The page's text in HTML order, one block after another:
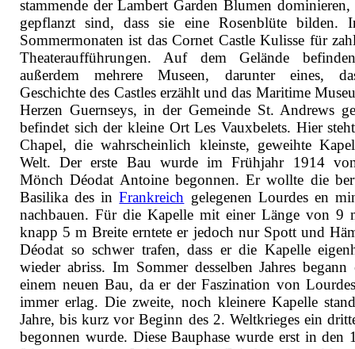
stammende der Lambert Garden Blumen dominieren,
gepflanzt sind, dass sie eine Rosenblüte bilden.
Sommermonaten ist das Cornet Castle Kulisse für
Theateraufführungen. Auf dem Gelände
außerdem mehrere Museen, darunter eines,
Geschichte des Castles erzählt und das Maritime
Herzen Guernseys, in der Gemeinde St. Andrews
befindet sich der kleine Ort Les Vauxbelets. Hier
Chapel, die wahrscheinlich kleinste, geweihte
Welt. Der erste Bau wurde im Frühjahr 1914
Mönch Déodat Antoine begonnen. Er wollte die
Basilika des inFrankreich gelegenen Lourdes en
nachbauen. Für die Kapelle mit einer Länge von 9
knapp 5 m Breite erntete er jedoch nur Spott und
Déodat so schwer trafen, dass er die Kapelle
wieder abriss. Im Sommer desselben Jahres
einem neuen Bau, da er der Faszination von
immer erlag. Die zweite, noch kleinere Kapelle
Jahre, bis kurz vor Beginn des 2. Weltkrieges ein
begonnen wurde. Diese Bauphase wurde erst in den